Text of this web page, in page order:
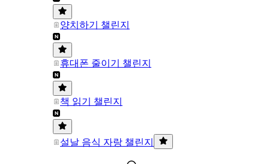
양치하기 챌린지
휴대폰 줄이기 챌린지
책 읽기 챌린지
설날 음식 자랑 챌린지